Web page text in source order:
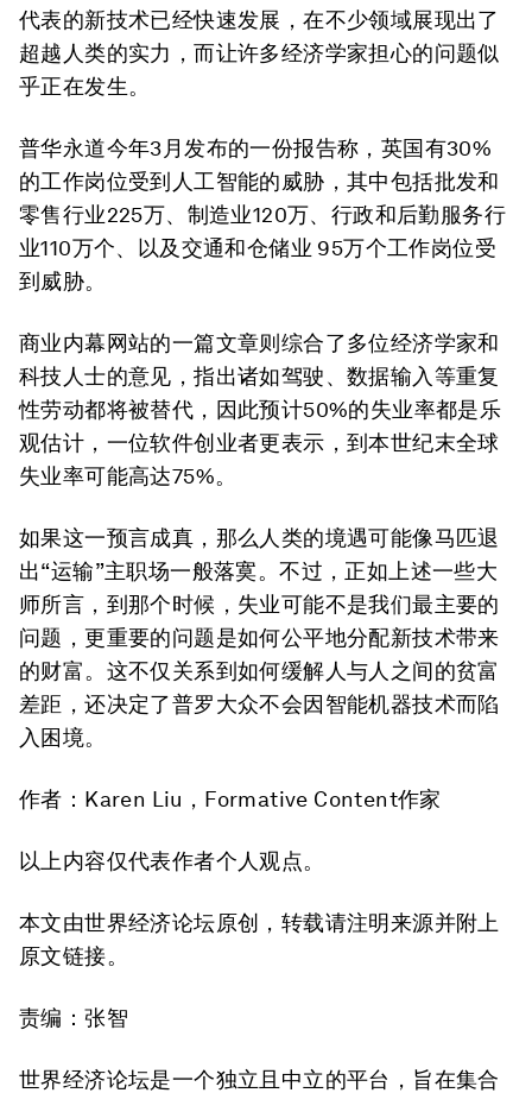
代表的新技术已经快速发展，在不少领域展现出了
超越人类的实力，而让许多经济学家担心的问题似
乎正在发生。
普华永道今年3月发布的一份报告称，英国有30%
的工作岗位受到人工智能的威胁，其中包括批发和
零售行业225万、制造业120万、行政和后勤服务行
业110万个、以及交通和仓储业 95万个工作岗位受
到威胁。
商业内幕网站的一篇文章则综合了多位经济学家和
科技人士的意见，指出诸如驾驶、数据输入等重复
性劳动都将被替代，因此预计50%的失业率都是乐
观估计，一位软件创业者更表示，到本世纪末全球
失业率可能高达75%。
如果这一预言成真，那么人类的境遇可能像马匹退
出“运输”主职场一般落寞。不过，正如上述一些大
师所言，到那个时候，失业可能不是我们最主要的
问题，更重要的问题是如何公平地分配新技术带来
的财富。这不仅关系到如何缓解人与人之间的贫富
差距，还决定了普罗大众不会因智能机器技术而陷
入困境。
作者：Karen Liu，Formative Content作家
以上内容仅代表作者个人观点。
本文由世界经济论坛原创，转载请注明来源并附上
原文链接。
责编：张智
世界经济论坛是一个独立且中立的平台，旨在集合